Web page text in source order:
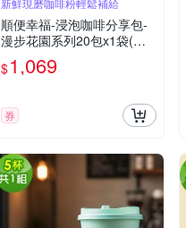
新鮮現磨咖啡粉輕鬆補給
順便幸福-浸泡咖啡分享包-
漫步花園系列20包x1袋(家
庭號 超值包)
$1,069
券